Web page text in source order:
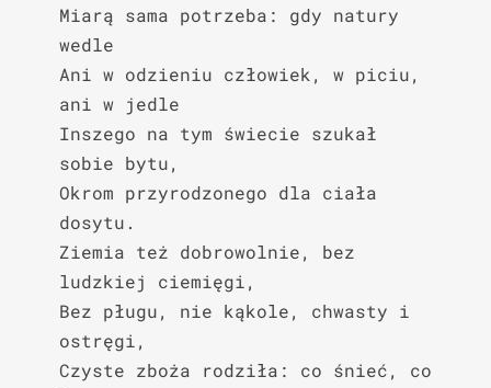
Miarą sama potrzeba: gdy natury
wedle
Ani w odzieniu człowiek, w piciu,
ani w jedle
Inszego na tym świecie szukał
sobie bytu,
Okrom przyrodzonego dla ciała
dosytu.
Ziemia też dobrowolnie, bez
ludzkiej ciemięgi,
Bez pługu, nie kąkole, chwasty i
ostręgi,
Czyste zboża rodziła: co śnieć, co